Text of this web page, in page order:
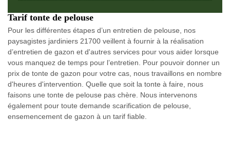
Tarif tonte de pelouse
Pour les différentes étapes d’un entretien de pelouse, nos
paysagistes jardiniers 21700 veillent à fournir à la réalisation
d’entretien de gazon et d'autres services pour vous aider lorsque
vous manquez de temps pour l’entretien. Pour pouvoir donner un
prix de tonte de gazon pour votre cas, nous travaillons en nombre
d'heures d'intervention. Quelle que soit la tonte à faire, nous
faisons une tonte de pelouse pas chère. Nous intervenons
également pour toute demande scarification de pelouse,
ensemencement de gazon à un tarif fiable.